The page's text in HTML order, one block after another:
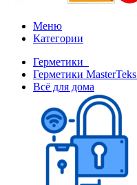
Меню
Категории
Герметики
Герметики MasterTeks
Всё для дома